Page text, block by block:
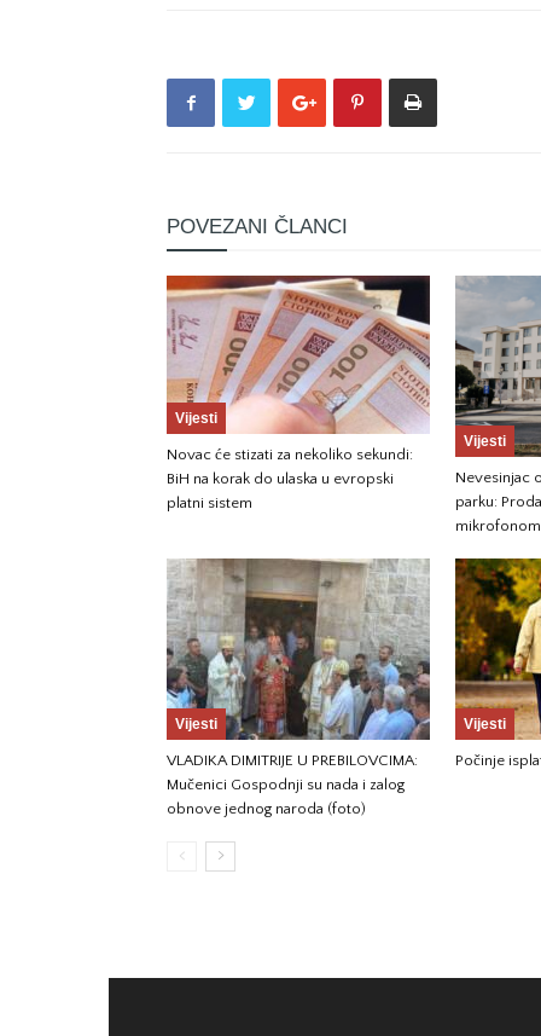
POVEZANI ČLANCI
Vijesti
Novac će stizati za nekoliko sekundi:
BiH na korak do ulaska u evropski
platni sistem
Vijesti
Nevesinjac
parku:
mikrofonom
Vijesti
VLADIKA DIMITRIJE U PREBILOVCIMA:
Mučenici Gospodnji su nada i zalog
obnove jednog naroda (foto)
Vijesti
Počinje